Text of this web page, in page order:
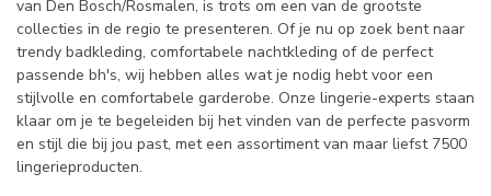
van Den Bosch/Rosmalen, is trots om een van de grootste
collecties in de regio te presenteren. Of je nu op zoek bent naar
trendy badkleding, comfortabele nachtkleding of de perfect
passende bh's, wij hebben alles wat je nodig hebt voor een
stijlvolle en comfortabele garderobe. Onze lingerie-experts staan
klaar om je te begeleiden bij het vinden van de perfecte pasvorm
en stijl die bij jou past, met een assortiment van maar liefst 7500
lingerieproducten.